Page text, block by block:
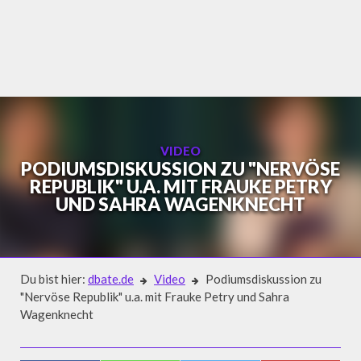
VIDEO
PODIUMSDISKUSSION ZU "NERVÖSE
REPUBLIK" U.A. MIT FRAUKE PETRY
UND SAHRA WAGENKNECHT
Du bist hier: dbate.de Video
Podiumsdiskussion zu
"Nervöse Republik" u.a. mit Frauke Petry und Sahra
Wagenknecht